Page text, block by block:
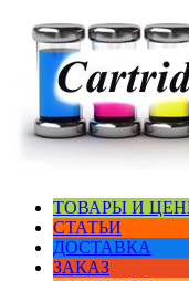
ТОВАРЫ И
СТАТЬИ
ДОСТАВКА
ЗАКАЗ